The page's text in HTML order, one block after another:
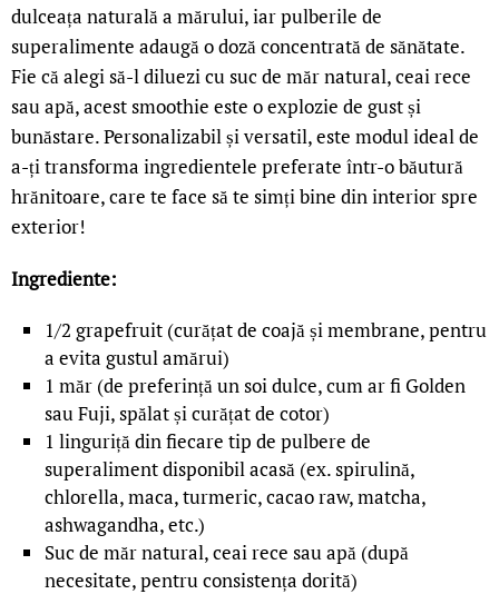
dulceața naturală a mărului, iar pulberile de
superalimente adaugă o doză concentrată de sănătate.
Fie că alegi să-l diluezi cu suc de măr natural, ceai rece
sau apă, acest smoothie este o explozie de gust și
bunăstare. Personalizabil și versatil, este modul ideal de
a-ți transforma ingredientele preferate într-o băutură
hrănitoare, care te face să te simți bine din interior spre
exterior!
Ingrediente:
1/2 grapefruit (curățat de coajă și membrane, pentru
a evita gustul amărui)
1 măr (de preferință un soi dulce, cum ar fi Golden
sau Fuji, spălat și curățat de cotor)
1 linguriță din fiecare tip de pulbere de
superaliment disponibil acasă (ex. spirulină,
chlorella, maca, turmeric, cacao raw, matcha,
ashwagandha, etc.)
Suc de măr natural, ceai rece sau apă (după
necesitate, pentru consistența dorită)